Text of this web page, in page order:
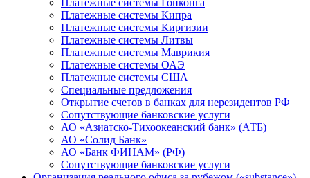
Платежные системы Гонконга
Платежные системы Кипра
Платежные системы Киргизии
Платежные системы Литвы
Платежные системы Маврикия
Платежные системы ОАЭ
Платежные системы США
Специальные предложения
Открытие счетов в банках для нерезидентов РФ
Сопутствующие банковские услуги
АО «Азиатско-Тихоокеанский банк» (АТБ)
АО «Солид Банк»
АО «Банк ФИНАМ» (РФ)
Сопутствующие банковские услуги